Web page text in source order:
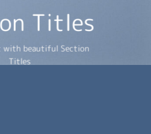
Titles
beautiful Section
Titles